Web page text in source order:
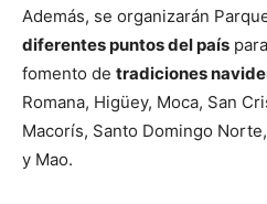
Además, se organizarán
diferentes puntos del país
fomento de tradiciones
Romana, Higüey, Moca, San
Macorís, Santo Domingo
y Mao.